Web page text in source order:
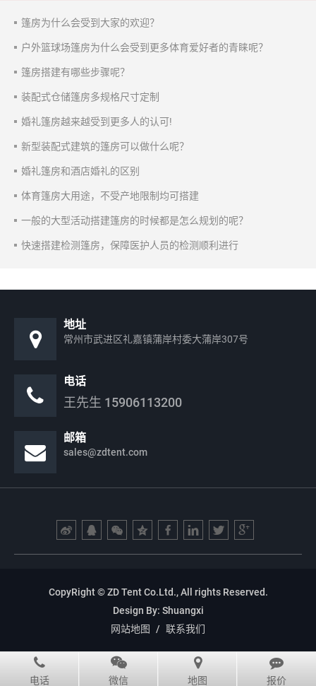
篷房为什么会受到大家的欢迎？
户外篮球场篷房为什么会受到更多体育爱好者的青睐呢？
篷房搭建有哪些步骤呢？
装配式仓储篷房多规格尺寸定制
婚礼篷房越来越受到更多人的认可!
新型装配式建筑的篷房可以做什么呢？
婚礼篷房和酒店婚礼的区别
体育篷房大用途，不受产地限制均可搭建
一般的大型活动搭建篷房的时候都是怎么规划的呢？
快速搭建检测篷房，保障医护人员的检测顺利进行
地址
常州市武进区礼嘉镇蒲岸村委大蒲岸307号
电话
王先生 15906113200
邮箱
sales@zdtent.com
CopyRight © ZD Tent Co.Ltd., All rights Reserved.
Design By: Shuangxi
网站地图
/ 联系我们
电话 微信 地图 报价